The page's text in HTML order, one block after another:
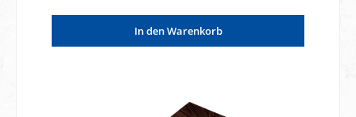
In den Warenkorb